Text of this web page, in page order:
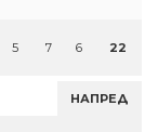
5 7 6 22
НАПРЕД